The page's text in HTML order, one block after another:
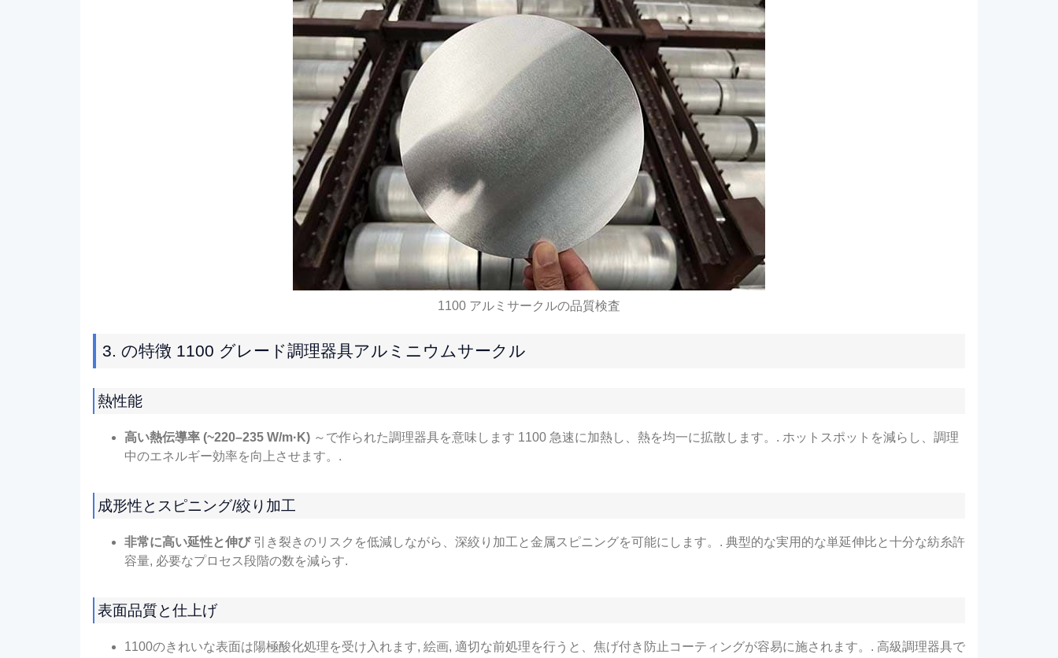
1100 アルミサークルの品質検査
3. の特徴 1100 グレード調理器具アルミニウムサークル
熱性能
高い熱伝導率 (~220–235 W/m·K) ～で作られた調理器具を意味します 1100 急速に加熱し、熱を均一に拡散します。. ホットスポットを減らし、調理
中のエネルギー効率を向上させます。.
成形性とスピニング/絞り加工
非常に高い延性と伸び引き裂きのリスクを低減しながら、深絞り加工と金属スピニングを可能にします。. 典型的な実用的な単延伸比と十分な紡糸許
容量, 必要なプロセス段階の数を減らす.
表面品質と仕上げ
1100のきれいな表面は陽極酸化処理を受け入れます, 絵画, 適切な前処理を行うと、焦げ付き防止コーティングが容易に施されます。. 高級調理器具で